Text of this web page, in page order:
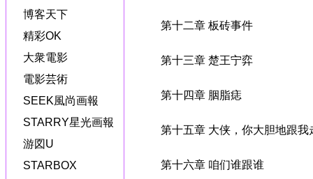
博客天下
精彩OK
大衆電影
電影芸術
SEEK風尚画報
STARRY星光画報
游図U
STARBOX
第十二章 板砖事件
第十三章 楚王宁弈
第十四章 胭脂痣
第十五章 大侠，你大胆地跟我
第十六章 咱们谁跟谁